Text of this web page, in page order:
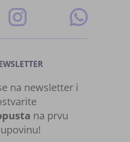
na newsletter i
na prvu